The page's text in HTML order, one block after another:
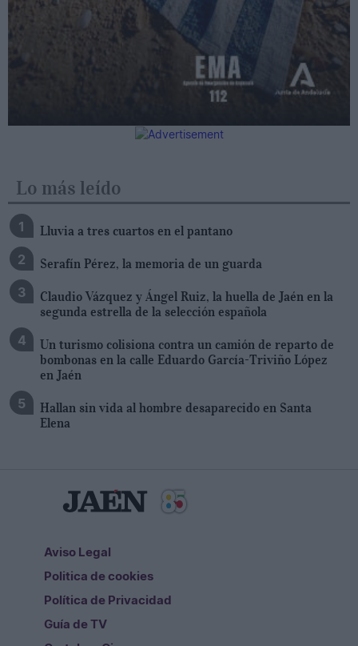
Lo más leído
Lluvia a tres cuartos en el pantano
Serafín Pérez, la memoria de un guarda
Claudio Vázquez y Ángel Ruiz, la huella de Jaén en la
segunda estrella de la selección española
Un turismo colisiona contra un camión de reparto de
bombonas en la calle Eduardo García-Triviño López
en Jaén
Hallan sin vida al hombre desaparecido en Santa
Elena
Aviso Legal
Politica de cookies
Política de Privacidad
Guía de TV